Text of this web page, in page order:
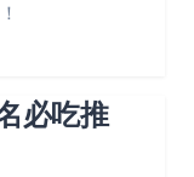
必吃推